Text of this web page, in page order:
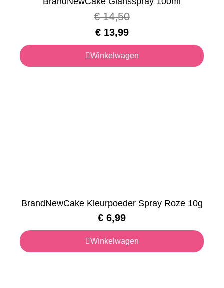
€14,50
€13,99
Winkelwagen
BrandNewCake Kleurpoeder Spray Roze 10g
€ 6,99
Winkelwagen